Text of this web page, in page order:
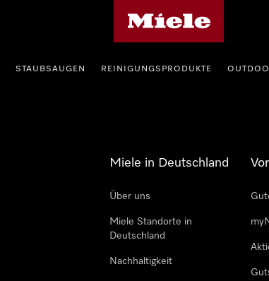
STAUBSAUGEN REINIGUNGSPRODUKTE
Miele in Deutschland
Über uns
Miele Standorte in
Deutschland
Nachhaltigkeit